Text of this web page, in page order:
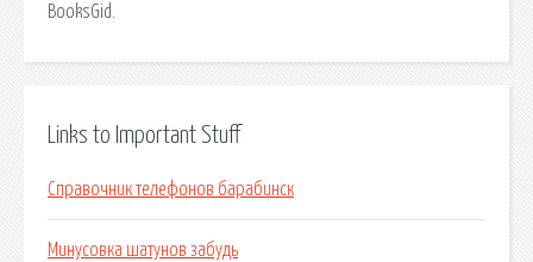
BooksGid.
Links to Important Stuff
Справочник телефонов барабинск
Минусовка шатунов забудь